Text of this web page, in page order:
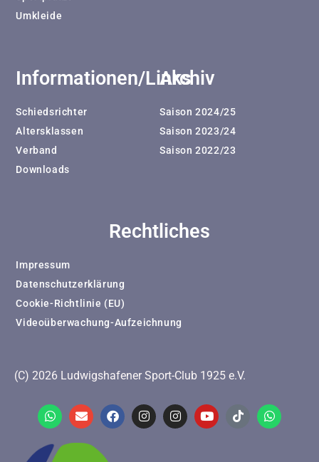
Umkleide
Informationen/Links
Schiedsrichter
Altersklassen
Verband
Downloads
Archiv
Saison 2024/25
Saison 2023/24
Saison 2022/23
Rechtliches
Impressum
Datenschutzerklärung
Cookie-Richtlinie (EU)
Videoüberwachung-Aufzeichnung
(C) 2026 Ludwigshafener Sport-Club 1925 e.V.